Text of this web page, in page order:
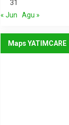
31
« Jun Agu »
Maps YATIMCARE